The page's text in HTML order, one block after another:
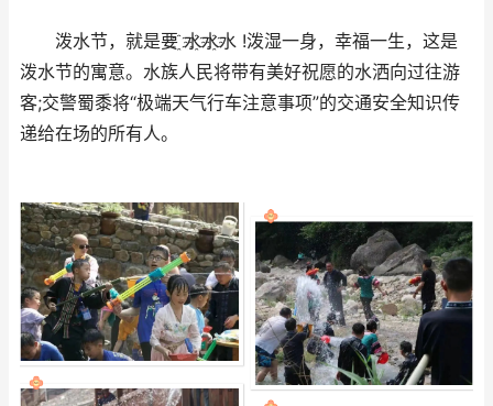
泼水节，就是要 ҈水҈水҈水 !泼湿一身，幸福一生，这是
泼水节的寓意。水族人民将带有美好祝愿的水洒向过往游
客;交警蜀黍将“极端天气行车注意事项”的交通安全知识传
递给在场的所有人。